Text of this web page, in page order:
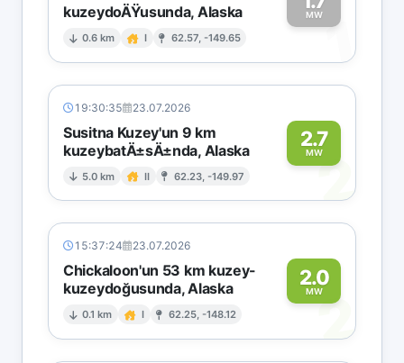
kuzeydoÄŸusunda, Alaska
0.6 km I 62.57, -149.65
MW1
19:30:35 23.07.2026
Susitna Kuzey'un 9 km
kuzeybatÄ±sÄ±nda, Alaska
5.0 km II 62.23, -149.97
2.7
MW2
15:37:24 23.07.2026
Chickaloon'un 53 km kuzey-
kuzeydoğusunda, Alaska
0.1 km I 62.25, -148.12
2.0
MW2